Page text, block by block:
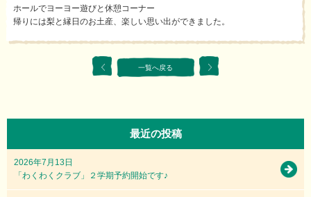
ホールでヨーヨー遊びと休憩コーナー
帰りには梨と縁日のお土産、楽しい思い出ができました。
一覧へ戻る
最近の投稿
2026年7月13日
「わくわくクラブ」２学期予約開始です♪